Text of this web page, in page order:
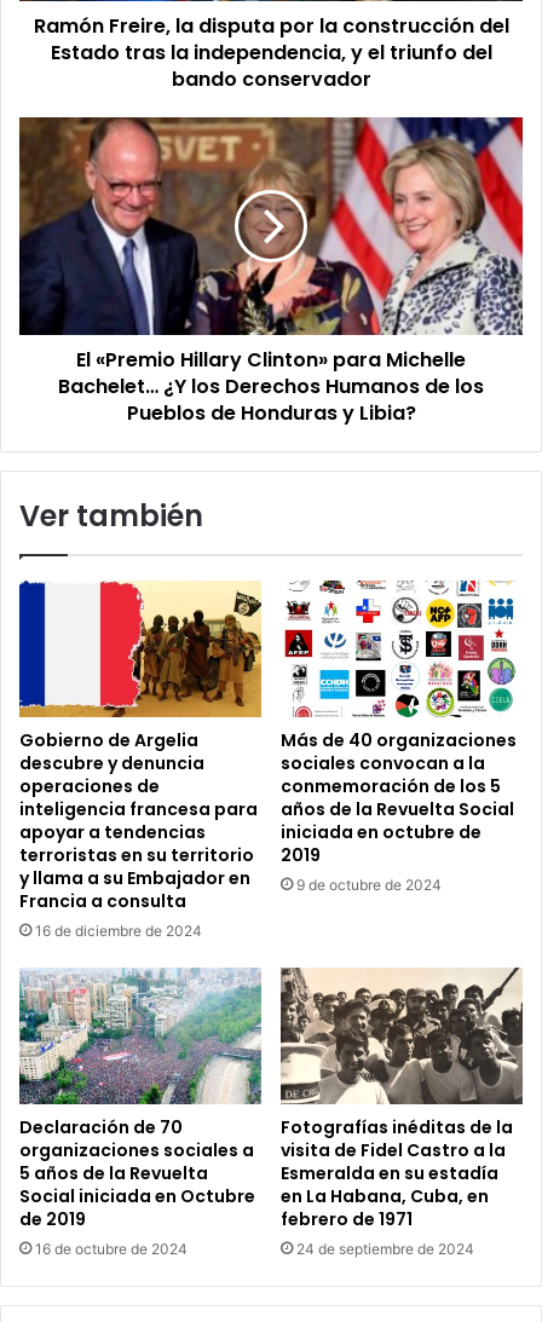
tras
triunfo
del
bando conservador
Ramón Freire, la disputa por la construcción del
Estado tras la independencia, y el triunfo del
bando conservador
«Premio
Hillary
Clinton»
para
Bachelet…
los
Derechos
Humanos
Pueblos
Honduras
Libia?
El «Premio Hillary Clinton» para Michelle
Bachelet… ¿Y los Derechos Humanos de los
Pueblos de Honduras y Libia?
Ver también
Gobierno de Argelia
descubre y denuncia
operaciones de
inteligencia francesa para
apoyar a tendencias
terroristas en su territorio
y llama a su Embajador en
Francia a consulta
16 de diciembre de 2024
Más de 40 organizaciones
sociales convocan a la
conmemoración de los 5
años de la Revuelta Social
iniciada en octubre de
2019
9 de octubre de 2024
Declaración de 70
organizaciones sociales a
5 años de la Revuelta
Social iniciada en Octubre
de 2019
16 de octubre de 2024
Fotografías inéditas de la
visita de Fidel Castro a la
Esmeralda en su estadía
en La Habana, Cuba, en
febrero de 1971
24 de septiembre de 2024